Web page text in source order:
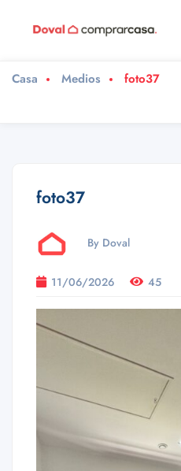
Casa Medios foto37
foto37
By Doval
11/06/2026 45